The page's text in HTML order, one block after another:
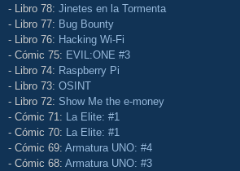
- Libro 78: Jinetes en la Tormenta
- Libro 77: Bug Bounty
- Libro 76: Hacking Wi-Fi
- Cómic 75: EVIL:ONE #3
- Libro 74: Raspberry Pi
- Libro 73: OSINT
- Libro 72: Show Me the e-money
- Cómic 71: La Elite: #1
- Cómic 70: La Elite: #1
- Cómic 69: Armatura UNO: #4
- Cómic 68: Armatura UNO: #3